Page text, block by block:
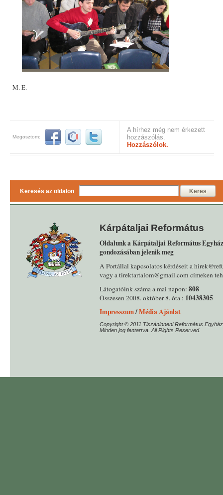
M. E.
Megosztom:
A hírhez még nem érkezett
hozzászólás.
Hozzászólok.
Keresés az oldalon Keres
Kárpátaljai Református
Oldalunk a Kárpátaljai Református
gondozásában jelenik meg
A Portállal kapcsolatos kérdéseit a
vagy a tirektartalom@gmail.com címeken
Látogatóink száma a mai napon: 808
Összesen 2008. október 8. óta : 10438305
Impresszum/Média Ajánlat
Copyright © 2011 Tiszáninneni Református
Minden jog fentartva. All Rights Reserved.